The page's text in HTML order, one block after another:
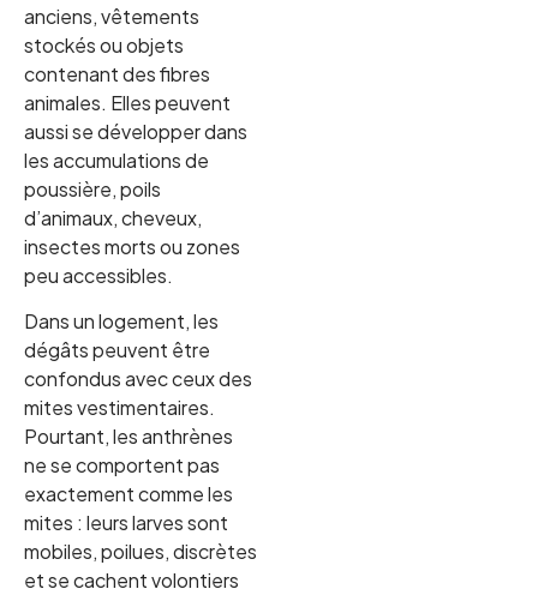
anciens, vêtements
stockés ou objets
contenant des fibres
animales. Elles peuvent
aussi se développer dans
les accumulations de
poussière, poils
d’animaux, cheveux,
insectes morts ou zones
peu accessibles.
Dans un logement, les
dégâts peuvent être
confondus avec ceux des
mites vestimentaires.
Pourtant, les anthrènes
ne se comportent pas
exactement comme les
mites : leurs larves sont
mobiles, poilues, discrètes
et se cachent volontiers